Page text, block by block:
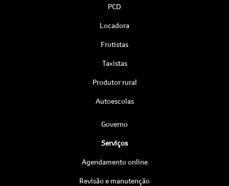
PCD
Locadora
Frotistas
Taxistas
Produtor rural
Autoescolas
Governo
Serviços
Agendamento online
Revisão e manutenção